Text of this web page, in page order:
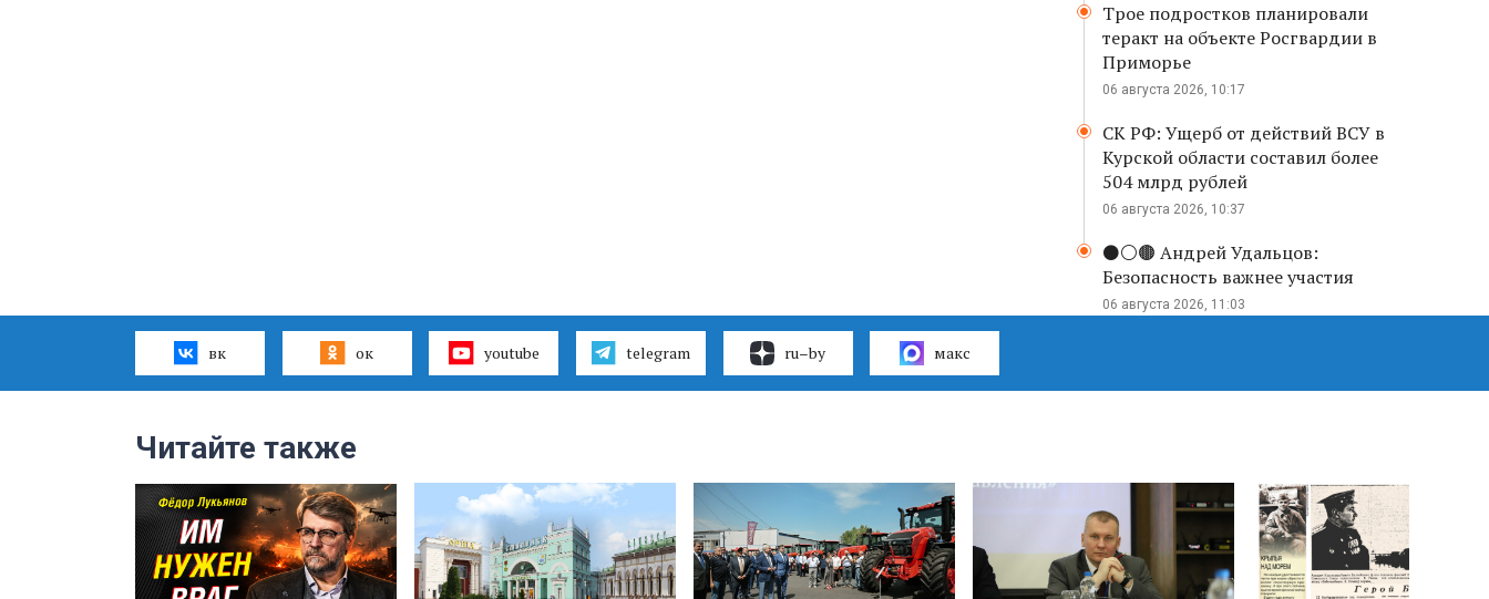
Трое подростков планировали
теракт на объекте Росгвардии в
Приморье
06 августа 2026, 10:17
СК РФ: Ущерб от действий ВСУ в
Курской области составил более
504 млрд рублей
06 августа 2026, 10:37
⚫️⚪️🟤 Андрей Удальцов:
Безопасность важнее участия
06 августа 2026, 11:03
вк ок youtube telegram ru–by макс
Читайте также